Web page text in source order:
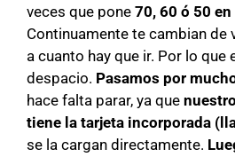
veces que pone 70, 60 ó 50
Continuamente te cambian de
a cuanto hay que ir. Por lo que
despacio. Pasamos por
hace falta parar, ya que
tiene la tarjeta incorporada
se la cargan directamente.